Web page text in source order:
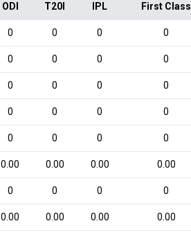
ODI T20I IPL First Class
0 0 0 0
0 0 0 0
0 0 0 0
0 0 0 0
0 0 0 0
0.00 0.00 0.00 0.00
0 0 0 0
0.00 0.00 0.00 0.00